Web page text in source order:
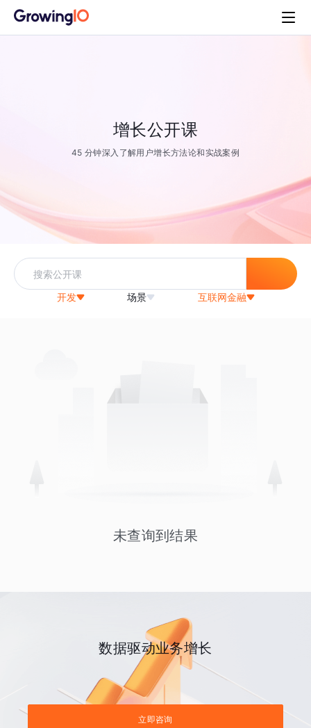
增长公开课
45 分钟深入了解用户增长方法论和实战案例
开发 场景 互联网金融
未查询到结果
数据驱动业务增长
立即咨询